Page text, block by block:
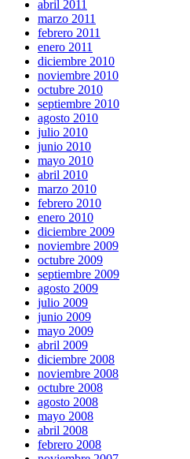
abril 2011
marzo 2011
febrero 2011
enero 2011
diciembre 2010
noviembre 2010
octubre 2010
septiembre 2010
agosto 2010
julio 2010
junio 2010
mayo 2010
abril 2010
marzo 2010
febrero 2010
enero 2010
diciembre 2009
noviembre 2009
octubre 2009
septiembre 2009
agosto 2009
julio 2009
junio 2009
mayo 2009
abril 2009
diciembre 2008
noviembre 2008
octubre 2008
agosto 2008
mayo 2008
abril 2008
febrero 2008